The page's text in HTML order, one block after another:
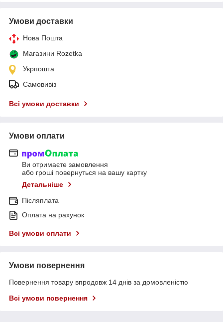
Умови доставки
Нова Пошта
Магазини Rozetka
Укрпошта
Самовивіз
Всі умови доставки
Умови оплати
Ви отримаєте замовлення
або гроші повернуться на вашу картку
Детальніше
Післяплата
Оплата на рахунок
Всі умови оплати
Умови повернення
Повернення товару впродовж 14 днів за домовленістю
Всі умови повернення